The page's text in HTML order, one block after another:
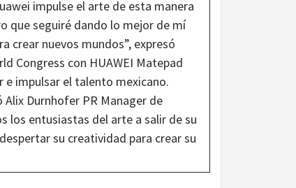
impulse el arte de esta manera
que seguiré dando lo mejor de mí
crear nuevos mundos”, expresó
Congress con HUAWEI Matepad
impulsar el talento mexicano.
Alix Durnhofer PR Manager de
los entusiastas del arte a salir de su
su creatividad para crear su